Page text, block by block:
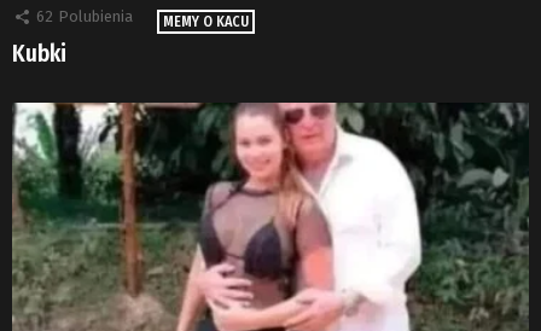
62 Polubienia MEMY O KACU
Kubki